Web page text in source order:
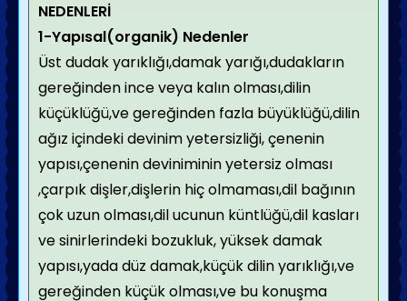
NEDENLERİ
1-Yapısal(organik) Nedenler
Üst dudak yarıklığı,damak yarığı,dudakların
gereğinden ince veya kalın olması,dilin
küçüklüğü,ve gereğinden fazla büyüklüğü,dilin
ağız içindeki devinim yetersizliği, çenenin
yapısı,çenenin deviniminin yetersiz olması
,çarpık dişler,dişlerin hiç olmaması,dil bağının
çok uzun olması,dil ucunun küntlüğü,dil kasları
ve sinirlerindeki bozukluk, yüksek damak
yapısı,yada düz damak,küçük dilin yarıklığı,ve
gereğinden küçük olması,ve bu konuşma